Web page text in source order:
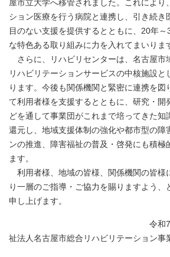
屋市立大学へ移管されました。これにより
ション医療を行う病院と連携し、引き続き
目のない支援を提供するとともに、20年
な特色ある取り組みに力を入れてまいりま
さらに、リハビリセンターは、名古屋市
リハビリテーションサービスの中核施設と
ります。今後も関係機関と緊密に連携を図
て利用者様を支援するとともに、研究・開
どを通して事業団がこれまで培ってきた知
還元し、地域支援体制の強化や都市型の障
ンの推進、障害福祉の普及・啓発にも積極
ます。
利用者様、地域の皆様、関係機関の皆様
り一層のご指導・ご協力を賜りますよう、
申し上げます。
令和7年6月19
祉法人名古屋市総合リハビリテーション事